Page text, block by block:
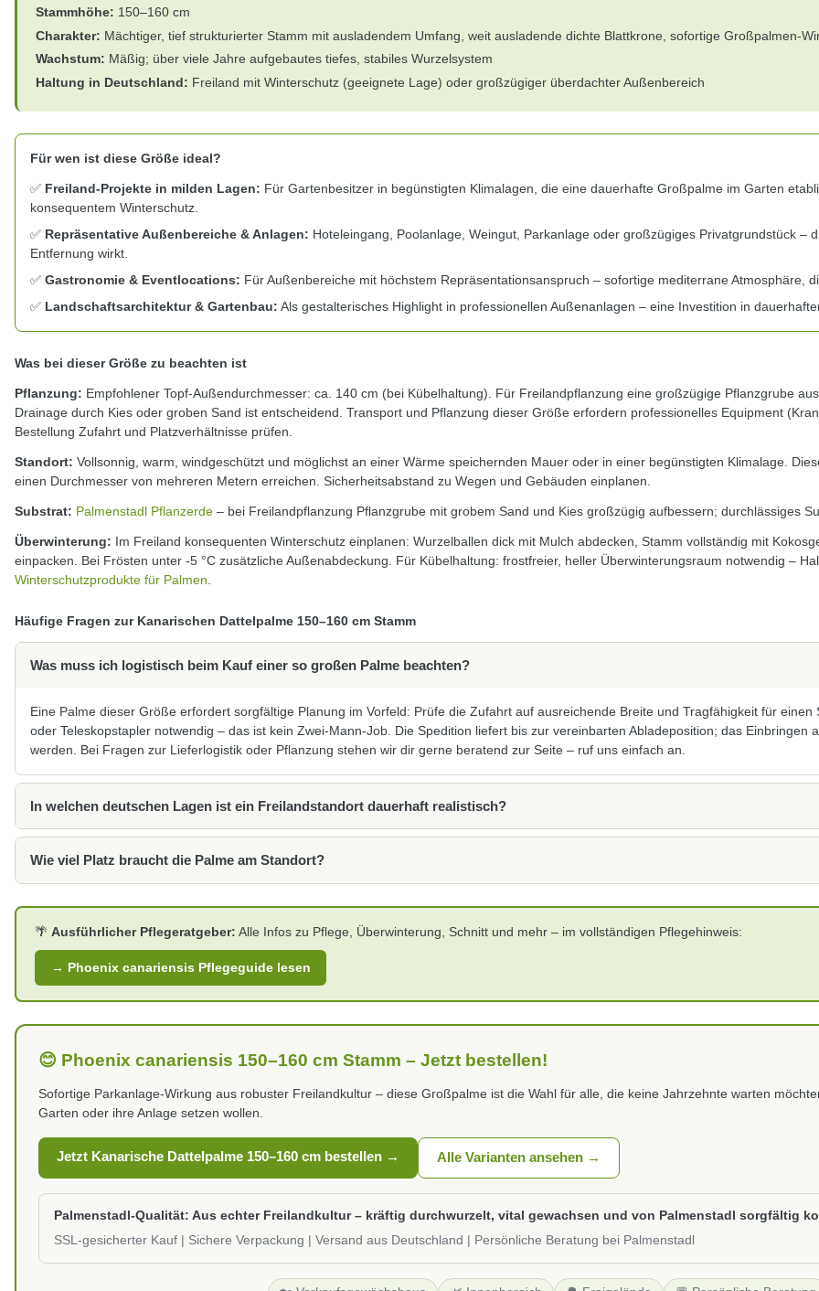
Stammhöhe: 150–160 cm
Charakter: Mächtiger, tief strukturierter Stamm mit ausladendem Umfang, weit ausladende dichte Blattkrone, sofortige Großpalmen-
Wachstum: Mäßig; über viele Jahre aufgebautes tiefes, stabiles Wurzelsystem
Haltung in Deutschland: Freiland mit Winterschutz (geeignete Lage) oder großzügiger überdachter Außenbereich
Für wen ist diese Größe ideal?
✅ Freiland-Projekte in milden Lagen: Für Gartenbesitzer in begünstigten Klimalagen, die eine dauerhafte Großpalme im Garten
konsequentem Winterschutz.
✅ Repräsentative Außenbereiche & Anlagen: Hoteleingang, Poolanlage, Weingut, Parkanlage oder großzügiges Privatgrundstück –
Entfernung wirkt.
✅ Gastronomie & Eventlocations: Für Außenbereiche mit höchstem Repräsentationsanspruch – sofortige mediterrane Atmosphäre,
✅ Landschaftsarchitektur & Gartenbau: Als gestalterisches Highlight in professionellen Außenanlagen – eine Investition in
Was bei dieser Größe zu beachten ist
Pflanzung: Empfohlener Topf-Außendurchmesser: ca. 140 cm (bei Kübelhaltung). Für Freilandpflanzung eine großzügige Pflanzgrube
Drainage durch Kies oder groben Sand ist entscheidend. Transport und Pflanzung dieser Größe erfordern professionelles Equipment
Bestellung Zufahrt und Platzverhältnisse prüfen.
Standort: Vollsonnig, warm, windgeschützt und möglichst an einer Wärme speichernden Mauer oder in einer begünstigten Klimalage.
einen Durchmesser von mehreren Metern erreichen. Sicherheitsabstand zu Wegen und Gebäuden einplanen.
Substrat: Palmenstadl Pflanzerde – bei Freilandpflanzung Pflanzgrube mit grobem Sand und Kies großzügig aufbessern; durchlässiges
Überwinterung: Im Freiland konsequenten Winterschutz einplanen: Wurzelballen dick mit Mulch abdecken, Stamm vollständig mit
einpacken. Bei Frösten unter -5 °C zusätzliche Außenabdeckung. Für Kübelhaltung: frostfreier, heller Überwinterungsraum notwendig –
Winterschutzprodukte für Palmen
Häufige Fragen zur Kanarischen Dattelpalme 150–160 cm Stamm
Was muss ich logistisch beim Kauf einer so großen Palme beachten?
Eine Palme dieser Größe erfordert sorgfältige Planung im Vorfeld: Prüfe die Zufahrt auf ausreichende Breite und Tragfähigkeit für
oder Teleskopstapler notwendig – das ist kein Zwei-Mann-Job. Die Spedition liefert bis zur vereinbarten Abladeposition; das
werden. Bei Fragen zur Lieferlogistik oder Pflanzung stehen wir dir gerne beratend zur Seite – ruf uns einfach an.
In welchen deutschen Lagen ist ein Freilandstandort dauerhaft realistisch?
Wie viel Platz braucht die Palme am Standort?
🌴 Ausführlicher Pflegeratgeber: Alle Infos zu Pflege, Überwinterung, Schnitt und mehr – im vollständigen Pflegehinweis:
→ Phoenix canariensis Pflegeguide lesen
😊 Phoenix canariensis 150–160 cm Stamm – Jetzt bestellen!
Sofortige Parkanlage-Wirkung aus robuster Freilandkultur – diese Großpalme ist die Wahl für alle, die keine Jahrzehnte warten
Garten oder ihre Anlage setzen wollen.
Jetzt Kanarische Dattelpalme 150–160 cm bestellen → Alle Varianten ansehen →
Palmenstadl-Qualität: Aus echter Freilandkultur – kräftig durchwurzelt, vital gewachsen und von Palmenstadl sorgfältig
SSL-gesicherter Kauf | Sichere Verpackung | Versand aus Deutschland | Persönliche Beratung bei Palmenstadl